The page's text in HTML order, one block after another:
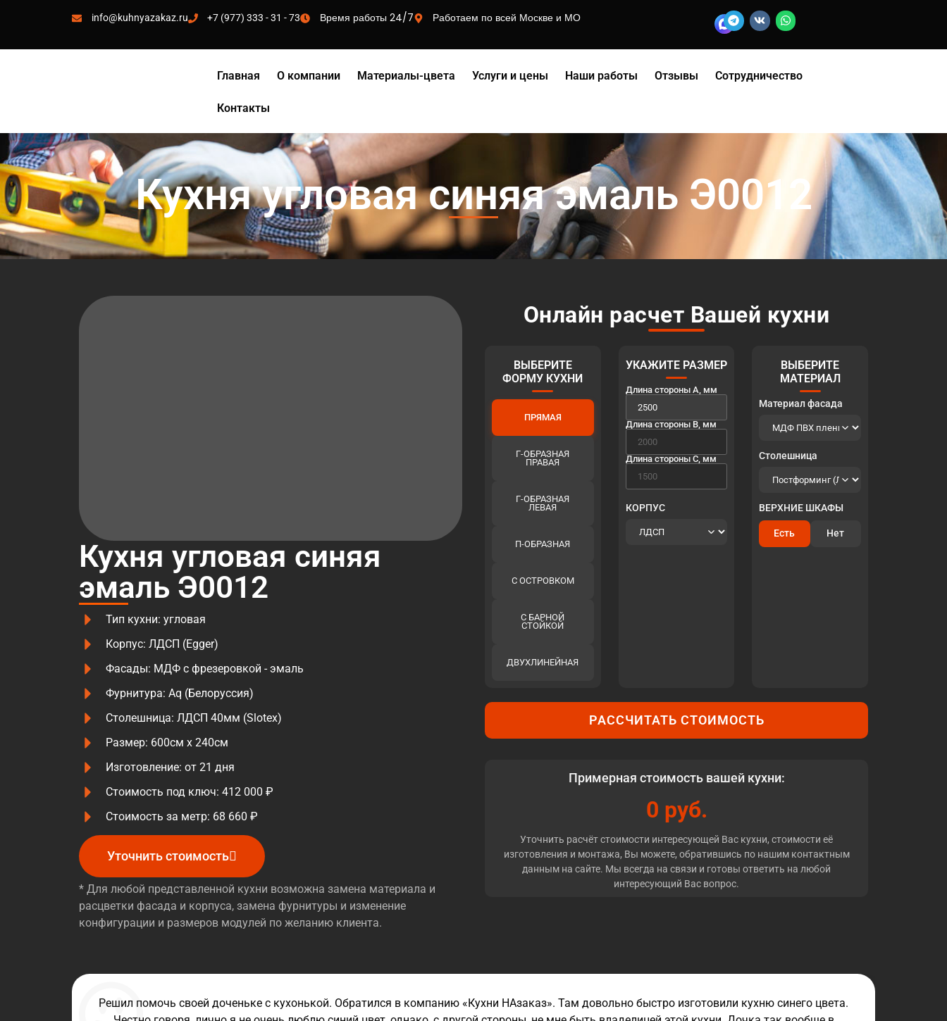
info@kuhnyazakaz.ru +7 (977) 333 - 31 - 73 Время работы 24/7 Работаем по всей Москве и МО
Главная О компании Материалы-цвета Услуги и цены Наши работы Отзывы Сотрудничество
Контакты
Кухня угловая синяя эмаль Э0012
Кухня угловая синяя
эмаль Э0012
Тип кухни: угловая
Корпус: ЛДСП (Egger)
Фасады: МДФ с фрезеровкой - эмаль
Фурнитура: Aq (Белоруссия)
Столешница: ЛДСП 40мм (Slotex)
Размер: 600см х 240см
Изготовление: от 21 дня
Стоимость под ключ: 412 000 ₽
Стоимость за метр: 68 660 ₽
Уточнить стоимость
* Для любой представленной кухни возможна замена материала и
расцветки фасада и корпуса, замена фурнитуры и изменение
конфигурации и размеров модулей по желанию клиента.
Онлайн расчет Вашей кухни
ВЫБЕРИТЕ
ФОРМУ КУХНИ
ПРЯМАЯ
Г-ОБРАЗНАЯ
ПРАВАЯ
Г-ОБРАЗНАЯ
ЛЕВАЯ
П-ОБРАЗНАЯ
С ОСТРОВКОМ
С БАРНОЙ
СТОЙКОЙ
ДВУХЛИНЕЙНАЯ
УКАЖИТЕ РАЗМЕР
Длина стороны A, мм
Длина стороны B, мм
Длина стороны C, мм
КОРПУС
ВЫБЕРИТЕ
МАТЕРИАЛ
Материал фасада
Столешница
ВЕРХНИЕ ШКАФЫ
Есть Нет
РАССЧИТАТЬ СТОИМОСТЬ
Примерная стоимость вашей кухни:
0 руб.
Уточнить расчёт стоимости интересующей Вас кухни, стоимости её
изготовления и монтажа, Вы можете, обратившись по нашим контактным
данным на сайте. Мы всегда на связи и готовы ответить на любой
интересующий Вас вопрос.
Решил помочь своей доченьке с кухонькой. Обратился в компанию «Кухни НАзаказ». Там довольно быстро изготовили кухню синего цвета.